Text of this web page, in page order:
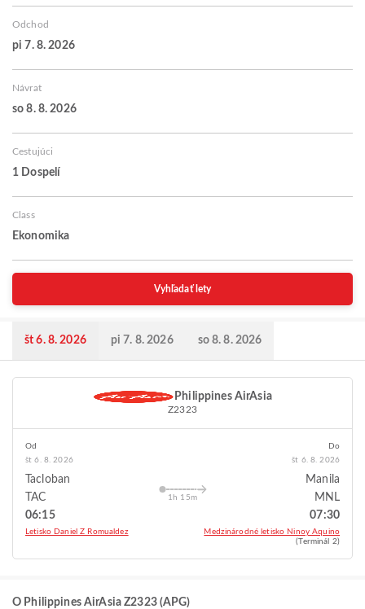
Odchod
pi 7. 8. 2026
Návrat
so 8. 8. 2026
Cestujúci
1 Dospelí
Class
Ekonomika
Vyhľadať lety
št 6. 8. 2026 pi 7. 8. 2026 so 8. 8. 2026
Philippines AirAsia
Z2323
Od
št 6. 8. 2026
Tacloban
TAC
06:15
Letisko Daniel Z Romualdez
1h 15m
Do
št 6. 8. 2026
Manila
MNL
07:30
Medzinárodné letisko Ninoy Aquino
(Terminál 2)
O Philippines AirAsia Z2323 (APG)